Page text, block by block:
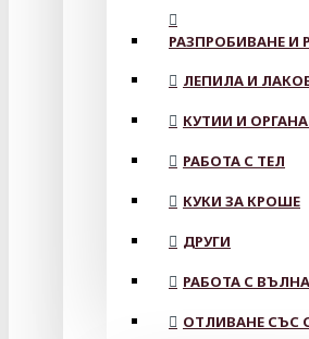
РАЗПРОБИВАНЕ И
ЛЕПИЛА И
КУТИИ И
РАБОТА С ТЕЛ
КУКИ ЗА КРОШЕ
ДРУГИ
РАБОТА С
ОТЛИВАНЕ СЪС